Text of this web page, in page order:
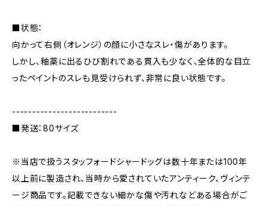
■状態：
向かって右側（オレンジ）の顔に小さなスレ・傷があります。
しかし、釉薬に出るひび割れである貫入も少なく、全体的な目立
ったペイントのスレも見受けられず、非常に良い状態です。
--------------------------
■発送：80サイズ
※当店で扱うスタッフォードシャードッグは数十年または100年
以上前に製造され、当時から愛されていたアンティーク、ヴィンテ
ージ商品です。記載できない細かな傷や汚れなどある場合がご